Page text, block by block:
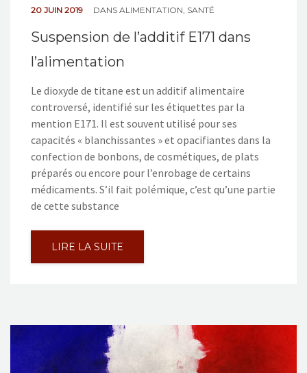
20 JUIN 2019 DANS ALIMENTATION, SANTÉ
Suspension de l’additif E171 dans
l’alimentation
Le dioxyde de titane est un additif alimentaire
controversé, identifié sur les étiquettes par la
mention E171. Il est souvent utilisé pour ses
capacités « blanchissantes » et opacifiantes dans la
confection de bonbons, de cosmétiques, de plats
préparés ou encore pour l’enrobage de certains
médicaments. S’il fait polémique, c’est qu’une partie
de cette substance
LIRE LA SUITE